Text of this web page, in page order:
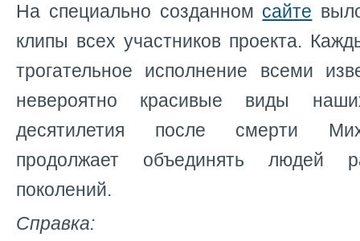
На специально созданном сайте
клипы всех участников проекта.
трогательное исполнение всеми
невероятно красивые виды
десятилетия после смерти
продолжает объединять людей
поколений.
Справка: